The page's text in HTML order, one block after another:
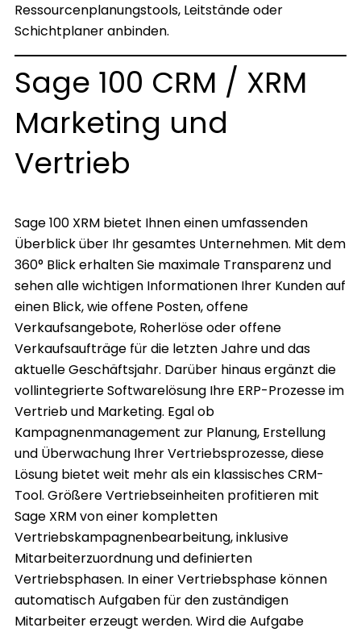
Ressourcenplanungstools, Leitstände oder
Schichtplaner anbinden.
Sage 100 CRM / XRM
Marketing und
Vertrieb
Sage 100 XRM bietet Ihnen einen umfassenden
Überblick über Ihr gesamtes Unternehmen. Mit dem
360° Blick erhalten Sie maximale Transparenz und
sehen alle wichtigen Informationen Ihrer Kunden auf
einen Blick, wie offene Posten, offene
Verkaufsangebote, Roherlöse oder offene
Verkaufsaufträge für die letzten Jahre und das
aktuelle Geschäftsjahr. Darüber hinaus ergänzt die
vollintegrierte Softwarelösung Ihre ERP-Prozesse im
Vertrieb und Marketing. Egal ob
Kampagnenmanagement zur Planung, Erstellung
und Überwachung Ihrer Vertriebsprozesse, diese
Lösung bietet weit mehr als ein klassisches CRM-
Tool. Größere Vertriebseinheiten profitieren mit
Sage XRM von einer kompletten
Vertriebskampagnenbearbeitung, inklusive
Mitarbeiterzuordnung und definierten
Vertriebsphasen. In einer Vertriebsphase können
automatisch Aufgaben für den zuständigen
Mitarbeiter erzeugt werden. Wird die Aufgabe